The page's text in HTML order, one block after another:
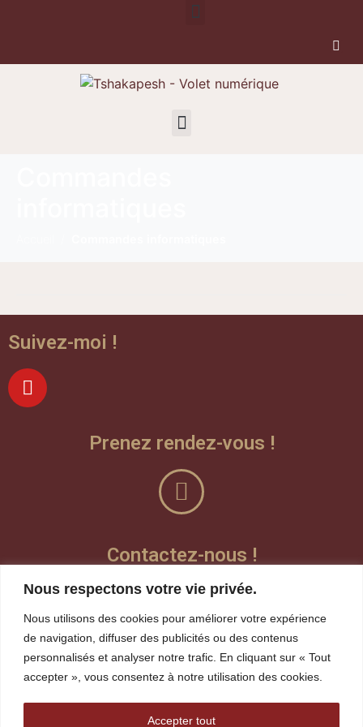
Nous respectons votre vie privée.
Nous utilisons des cookies pour améliorer votre expérience
de navigation, diffuser des publicités ou des contenus
personnalisés et analyser notre trafic. En cliquant sur « Tout
accepter », vous consentez à notre utilisation des cookies.
Accepter tout
Suivez-moi !
Prenez rendez-vous !
Contactez-nous !
Laisser un message vocal
Teams
Visioconférence